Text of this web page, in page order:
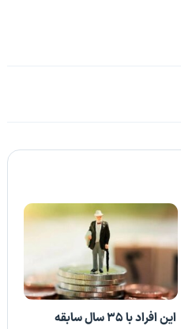
این افراد با 35 سال سابقه